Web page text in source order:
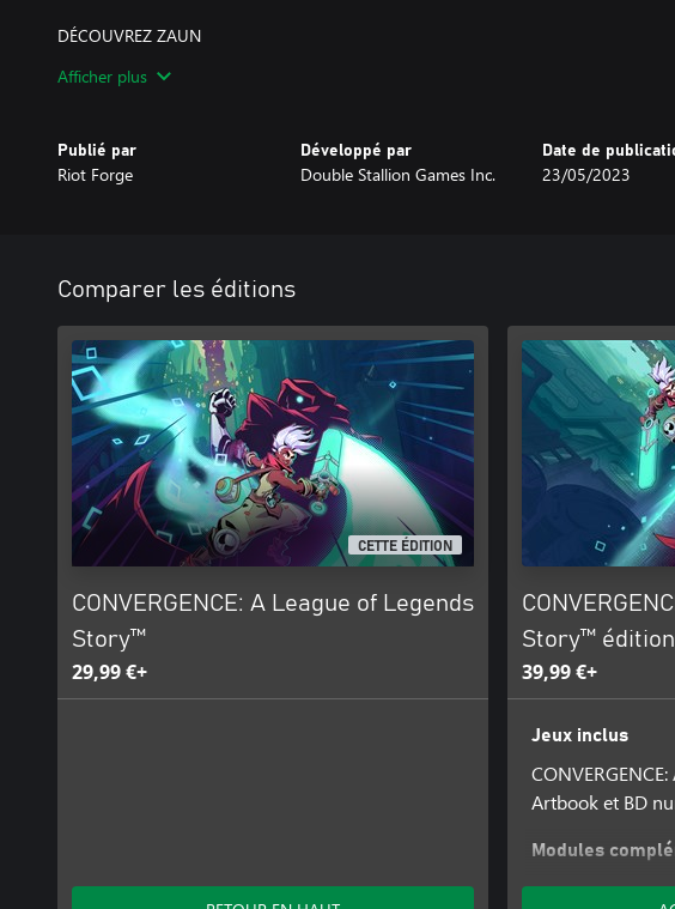
DÉCOUVREZ ZAUN
et découvrez les recoins cachés de la basse-ville.
Découvrez les champions de League of Legends comme vous ne les avez jamais vus
Déverrouillez de nouvelles compétences et affrontez des rivaux dans une série de
Afficher plus
Publié par
Riot Forge
Développé par
Double Stallion Games Inc.
Date de
23/05/2023
Comparer les éditions
CETTE ÉDITION
CONVERGENCE: A League of Legends
Story™
29,99 €+
Story™
39,99 €+
Jeux inclus
Artbook et BD
Modules